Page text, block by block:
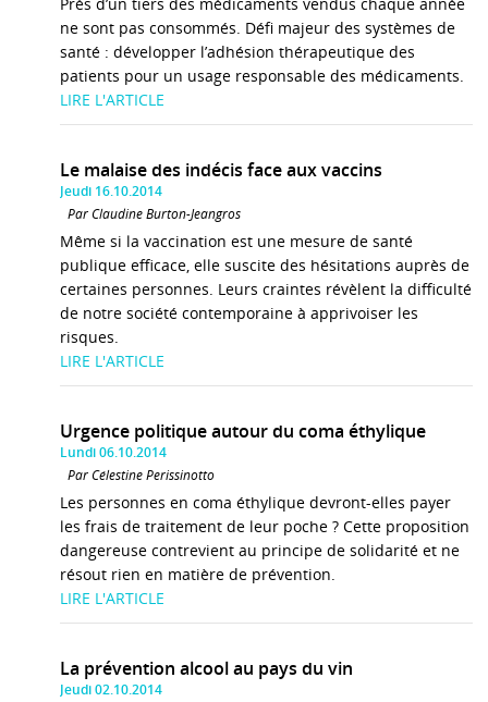
ne sont pas consommés. Défi majeur des systèmes de
santé : développer l’adhésion thérapeutique des
patients pour un usage responsable des médicaments.
LIRE L'ARTICLE
Le malaise des indécis face aux vaccins
Jeudi 16.10.2014
Par Claudine Burton-Jeangros
Même si la vaccination est une mesure de santé
publique efficace, elle suscite des hésitations auprès de
certaines personnes. Leurs craintes révèlent la difficulté
de notre société contemporaine à apprivoiser les
risques.
LIRE L'ARTICLE
Urgence politique autour du coma éthylique
Lundi 06.10.2014
Par Célestine Perissinotto
Les personnes en coma éthylique devront-elles payer
les frais de traitement de leur poche ? Cette proposition
dangereuse contrevient au principe de solidarité et ne
résout rien en matière de prévention.
LIRE L'ARTICLE
La prévention alcool au pays du vin
Jeudi 02.10.2014